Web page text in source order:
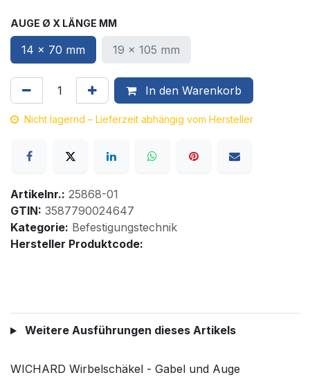
AUGE Ø X LÄNGE MM
14 x 70 mm 19 x 105 mm
In den Warenkorb
Nicht lagernd – Lieferzeit abhängig vom Hersteller
Artikelnr.: 25868-01
GTIN: 3587790024647
Kategorie: Befestigungstechnik
Hersteller Produktcode:
Weitere Ausführungen dieses Artikels
WICHARD Wirbelschäkel - Gabel und Auge